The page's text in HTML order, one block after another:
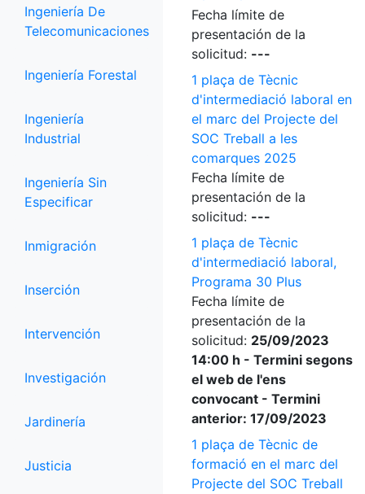
Ingeniería De
Telecomunicaciones
Ingeniería Forestal
Ingeniería
Industrial
Ingeniería Sin
Especificar
Inmigración
Inserción
Intervención
Investigación
Jardinería
Justicia
Fecha límite de
presentación de la
solicitud: ---
1 plaça de Tècnic
d'intermediació laboral en
el marc del Projecte del
SOC Treball a les
comarques 2025
Fecha límite de
presentación de la
solicitud: ---
1 plaça de Tècnic
d'intermediació laboral,
Programa 30 Plus
Fecha límite de
presentación de la
solicitud: 25/09/2023
14:00 h - Termini segons
el web de l'ens
convocant - Termini
anterior: 17/09/2023
1 plaça de Tècnic de
formació en el marc del
Projecte del SOC Treball